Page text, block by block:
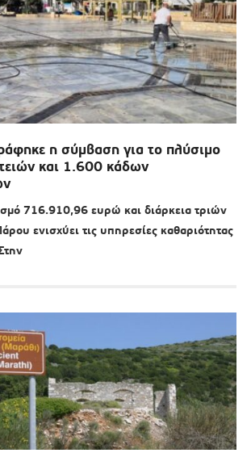
η σύμβαση για το πλύσιμο
και 1.600 κάδων
716.910,96 ευρώ και διάρκεια τριών
ενισχύει τις υπηρεσίες καθαριότητας